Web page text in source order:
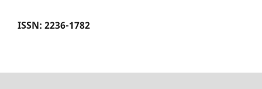
ISSN: 2236-1782